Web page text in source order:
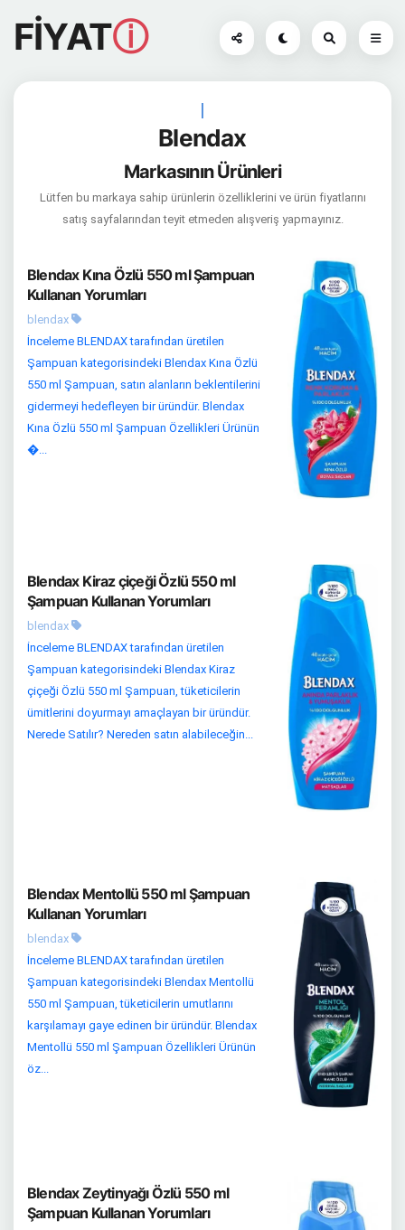
FİYATⓘ
|
Blendax
Markasının Ürünleri
Lütfen bu markaya sahip ürünlerin özelliklerini ve ürün fiyatlarını
satış sayfalarından teyit etmeden alışveriş yapmayınız.
Blendax Kına Özlü 550 ml Şampuan
Kullanan Yorumları
blendax
İnceleme BLENDAX tarafından üretilen
Şampuan kategorisindeki Blendax Kına Özlü
550 ml Şampuan, satın alanların beklentilerini
gidermeyi hedefleyen bir üründür. Blendax
Kına Özlü 550 ml Şampuan Özellikleri Ürünün
�...
Blendax Kiraz çiçeği Özlü 550 ml
Şampuan Kullanan Yorumları
blendax
İnceleme BLENDAX tarafından üretilen
Şampuan kategorisindeki Blendax Kiraz
çiçeği Özlü 550 ml Şampuan, tüketicilerin
ümitlerini doyurmayı amaçlayan bir üründür.
Nerede Satılır? Nereden satın alabileceğin...
Blendax Mentollü 550 ml Şampuan
Kullanan Yorumları
blendax
İnceleme BLENDAX tarafından üretilen
Şampuan kategorisindeki Blendax Mentollü
550 ml Şampuan, tüketicilerin umutlarını
karşılamayı gaye edinen bir üründür. Blendax
Mentollü 550 ml Şampuan Özellikleri Ürünün
öz...
Blendax Zeytinyağı Özlü 550 ml
Şampuan Kullanan Yorumları